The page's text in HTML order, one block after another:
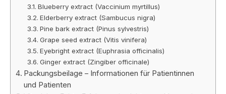
Blueberry extract (Vaccinium myrtillus)
Elderberry extract (Sambucus nigra)
Pine bark extract (Pinus sylvestris)
Grape seed extract (Vitis vinifera)
Eyebright extract (Euphrasia officinalis)
Ginger extract (Zingiber officinale)
Packungsbeilage – Informationen für Patientinnen
und Patienten